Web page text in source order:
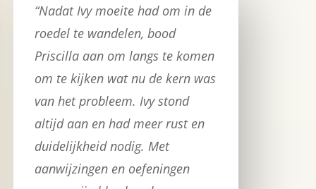
“Nadat Ivy moeite had om in de
roedel te wandelen, bood
Priscilla aan om langs te komen
om te kijken wat nu de kern was
van het probleem. Ivy stond
altijd aan en had meer rust en
duidelijkheid nodig. Met
aanwijzingen en oefeningen